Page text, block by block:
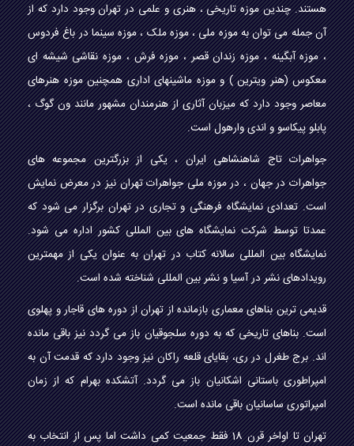
هستند. چندین موزه تاریخی ، هنری و علمی در تهران وجود دارد که از
آن جمله می توان به موزه ملی ، موزه ملک ، موزه سینما در باغ فردوس
، موزه آبگینه ، موزه زندان قصر ، موزه فرش ، موزه نقاشی شیشه ای
معکوس (هنر ویترین ) و موزه ماشینهای اداری همچنین موزه هنرهای
معاصر وجود دارد که میزبان آثاری از هنرمندان مشهور مانند ون گوگ ،
پابلو پیکاسو و اندی وارهول است.
جواهرات تاج شاهنشاهی ایران ، یکی از بزرگترین مجموعه های
جواهرات در جهان ، در موزه ملی جواهرات تهران نیز در معرض نمایش
است. تعدادی نمایشگاه فرهنگی و تجاری در تهران برگزار می شود که
عمدتا توسط شرکت نمایشگاه های بین المللی کشور اداره می شود.
نمایشگاه بین المللی سالانه کتاب در تهران به عنوان یکی از مهمترین
رویدادهای نشر در آسیا و نشر بین المللی شناخته شده است.
قدیمی ترین بناهای معماری بازمانده از تهران از دوره های قاجار و پهلوی
است. بناهای تاریخی که به دوره سلجوقیان باز می گردد نیز باقی مانده
اند. برج طغرل در ری، بقایای قلعه راکان نیز وجود دارد که قدمت آن به
امپراطوری باستانی اشکانیان باز می گردد. آتشکده بهرام که از زمان
امپراتوری ساسانیان باقی مانده است.
تهران تا اواخر قرن 18 فقط جمعیت کمی داشت اما پس از انتخاب به